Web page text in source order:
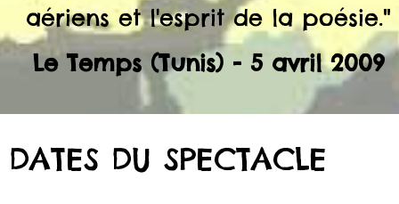
aériens et l'esprit de la poésie."
Le Temps (Tunis) - 5 avril 2009
DATES DU SPECTACLE